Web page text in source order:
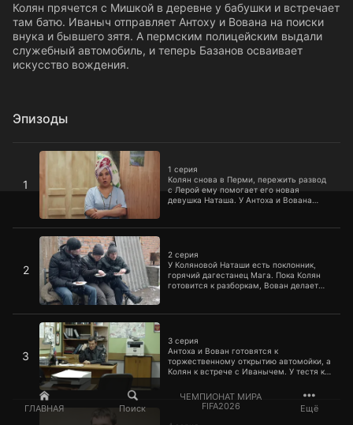
ГЛАВНАЯ Поиск
ЧЕМПИОНАТ МИРА
FIFA2026
Ещё
Колян прячется с Мишкой в деревне у бабушки и встречает
там батю. Иваныч отправляет Антоху и Вована на поиски
внука и бывшего зятя. А пермским полицейским выдали
служебный автомобиль, и теперь Базанов осваивает
искусство вождения.
Эпизоды
1
1 серия
Колян снова в Перми, пережить развод
с Лерой ему помогает его новая
девушка Наташа. У Антоха и Вована
поводу имени дочери, а Мама Коляна
1 серия
2
2 серия
У Коляновой Наташи есть поклонник,
горячий дагестанец Мага. Пока Колян
готовится к разборкам, Вован делает
замешана семейная тайна.
2 серия
3
3 серия
Антоха и Вован готовятся к
торжественному открытию автомойки, а
Колян к встрече с Иванычем. У тестя к
Арменка дает сеанс одновременной
игры в нарды, правда, среди его
соперников лишь отборные алкаши.
3 серия
4 серия